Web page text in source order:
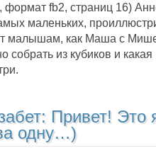
формат fb2, страниц 16)
маленьких,
малышам, как Маша с
собрать из кубиков и
Привет! Это
одну…)